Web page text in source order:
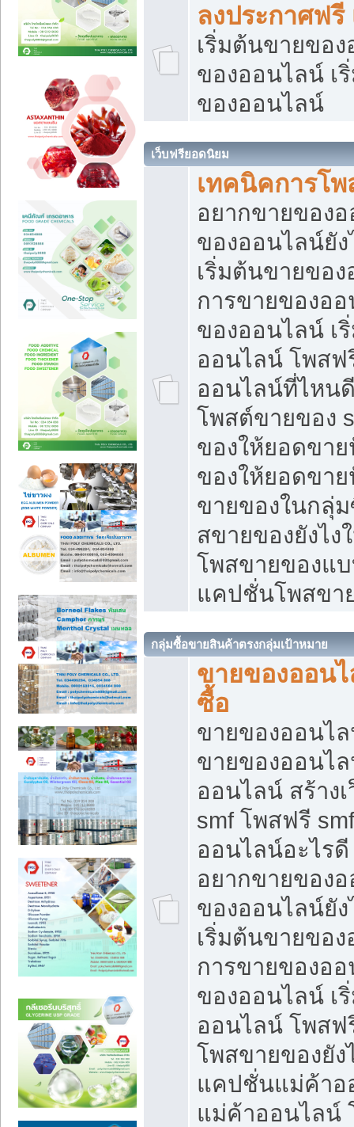
ลงประกาศฟรี
เริ่มต้นขายขอ
ของออนไลน์ เ
ของออนไลน์
เว็บฟรียอดนิยม
เทคนิคการโ
อยากขายของ
ของออนไลน์ยั
เริ่มต้นขายของ
การขายของอ
ของออนไลน์ เ
ออนไลน์ โพสฟ
ออนไลน์ที่ไหน
โพสต์ขายของ
ของให้ยอดขา
ของให้ยอดขา
ขายของในกลุ่
สขายของยังไ
โพสขายของแ
แคปชั่นโพสขา
กลุ่มซื้อขายสินค้าตรงกลุ่มเป้าหมาย
ขายของออน
ซื้อ
ขายของออนไล
ขายของออนไ
ออนไลน์ สร้าง
smf โพสฟรี
ออนไลน์อะไร
อยากขายของ
ของออนไลน์ยั
เริ่มต้นขายของ
การขายของอ
ของออนไลน์ เ
ออนไลน์ โพส
โพสขายของยัง
แคปชั่นแม่ค้า
แม่ค้าออนไลน์